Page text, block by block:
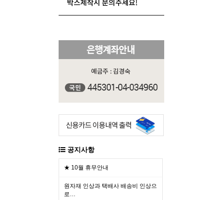
공지사항
★ 10월 휴무안내
원자재 인상과 택배사 배송비 인상으
로…